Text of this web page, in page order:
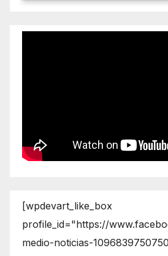
[wpdevart_like_box
profile_id="https://
medio-noticias-